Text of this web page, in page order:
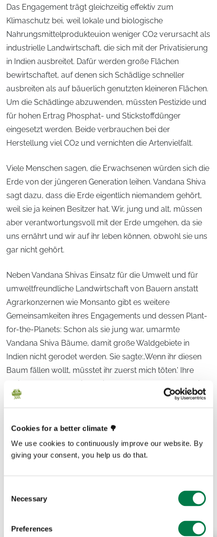
Cookies for a better climate 🌳
We use cookies to continuously improve our website. By
giving your consent, you help us do that.
Selection
Necessary
Preferences
Das Engagement trägt gleichzeitig effektiv zum
Klimaschutz bei, weil lokale und biologische
Nahrungsmittelprodukteuion weniger CO2 verursacht als
industrielle Landwirtschaft, die sich mit der Privatisierung
in Indien ausbreitet. Dafür werden große Flächen
bewirtschaftet, auf denen sich Schädlige schneller
ausbreiten als auf bäuerlich genutzten kleineren Flächen.
Um die Schädlinge abzuwenden, müssten Pestizide und
für hohen Ertrag Phosphat- und Stickstoffdünger
eingesetzt werden. Beide verbrauchen bei der
Herstellung viel CO2 und vernichten die Artenvielfalt.
Viele Menschen sagen, die Erwachsenen würden sich die
Erde von der jüngeren Generation leihen. Vandana Shiva
sagt dazu, dass die Erde eigentlich niemandem gehört,
weil sie ja keinen Besitzer hat. Wir, jung und alt, müssen
aber verantwortungsvoll mit der Erde umgehen, da sie
uns ernährt und wir auf ihr leben können, obwohl sie uns
gar nicht gehört.
Neben Vandana Shivas Einsatz für die Umwelt und für
umweltfreundliche Landwirtschaft von Bauern anstatt
Agrarkonzernen wie Monsanto gibt es weitere
Gemeinsamkeiten ihres Engagements und dessen Plant-
for-the-Planets: Schon als sie jung war, umarmte
Vandana Shiva Bäume, damit große Waldgebiete in
Indien nicht gerodet werden. Sie sagte:,Wenn ihr diesen
Baum fällen wollt, müsstet ihr zuerst mich töten.' Ihre
Aktion hatte Erfolg: Die Regierung stellte Geld für Kredite
zur Verfügung, um die Wälder zu erhalten."